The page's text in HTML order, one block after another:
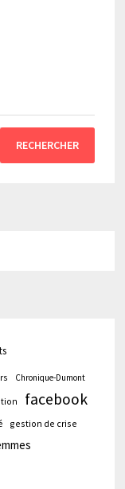
Chronique-Dumont
facebook
gestion de crise